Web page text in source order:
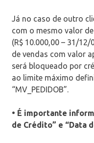
Já no caso de outro
com o mesmo valor
(R$ 10.000,00 – 31/
de vendas com valor
será bloqueado por
ao limite máximo
“MV_PEDIDOB”.
• É importante
de Crédito” e “Data